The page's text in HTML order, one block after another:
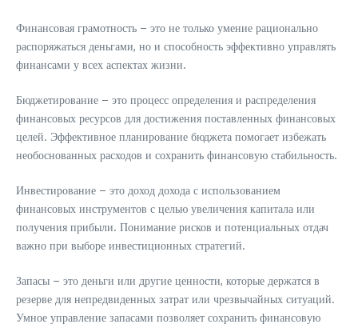
Финансовая грамотность – это не только умение рационально
распоряжаться деньгами, но и способность эффективно управлять
финансами у всех аспектах жизни.
Бюджетирование – это процесс определения и распределения
финансовых ресурсов для достижения поставленных финансовых
целей. Эффективное планирование бюджета помогает избежать
необоснованных расходов и сохранить финансовую стабильность.
Инвестирование – это доход дохода с использованием
финансовых инструментов с целью увеличения капитала или
получения прибыли. Понимание рисков и потенциальных отдач
важно при выборе инвестиционных стратегий.
Запасы – это деньги или другие ценности, которые держатся в
резерве для непредвиденных затрат или чрезвычайных ситуаций.
Умное управление запасами позволяет сохранить финансовую